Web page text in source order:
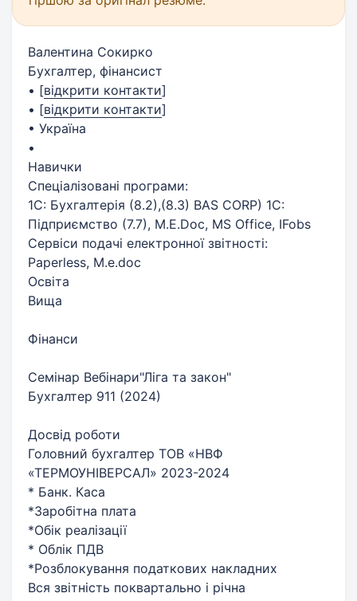
Валентина Сокирко
Бухгалтер, фінансист
• [відкрити контакти]
• [відкрити контакти]
• Україна
•
Навички
Спеціалізовані програми:
1С: Бухгалтерія (8.2),(8.3) BAS CORP) 1С:
Підприємство (7.7), M.E.Doc, MS Office, IFobs
Сервіси подачі електронної звітності:
Paperless, М.е.dоc
Освіта
Вища
Фінанси
Семінар Вебінари"Ліга та закон"
Бухгалтер 911 (2024)
Досвід роботи
Головний бухгалтер ТОВ «НВФ
«ТЕРМОУНІВЕРСАЛ» 2023-2024
* Банк. Каса
*Заробітна плата
*Обік реалізації
* Облік ПДВ
*Розблокування податкових накладних
Вся звітність поквартально і річна